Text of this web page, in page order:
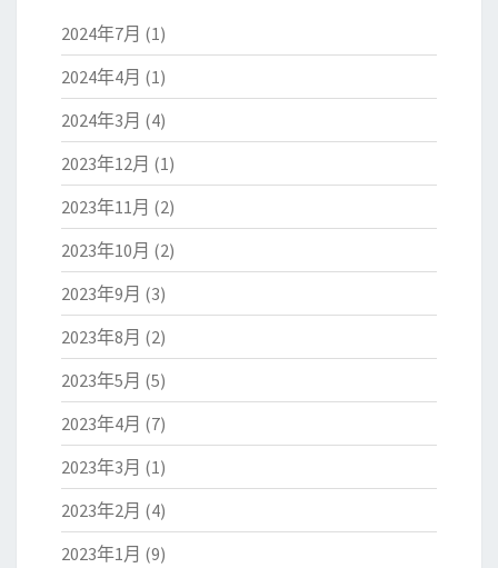
2024年7月 (1)
2024年4月 (1)
2024年3月 (4)
2023年12月 (1)
2023年11月 (2)
2023年10月 (2)
2023年9月 (3)
2023年8月 (2)
2023年5月 (5)
2023年4月 (7)
2023年3月 (1)
2023年2月 (4)
2023年1月 (9)